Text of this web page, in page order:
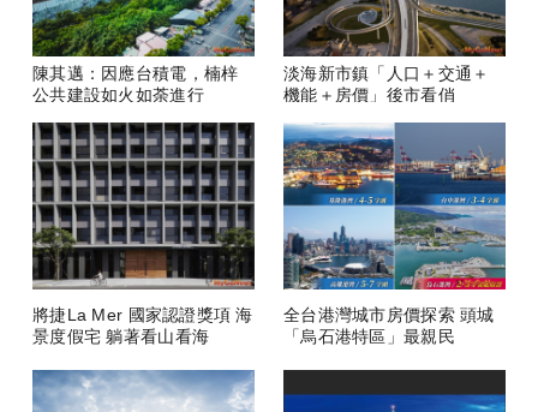
陳其邁：因應台積電，楠梓
公共建設如火如荼進行
淡海新市鎮「人口＋交通＋
機能＋房價」後市看俏
將捷La Mer 國家認證獎項 海
景度假宅 躺著看山看海
全台港灣城市房價探索 頭城
「烏石港特區」最親民